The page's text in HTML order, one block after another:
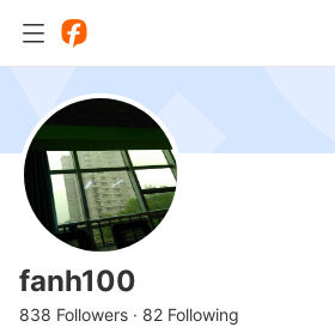
fanh100
838 Followers · 82 Following